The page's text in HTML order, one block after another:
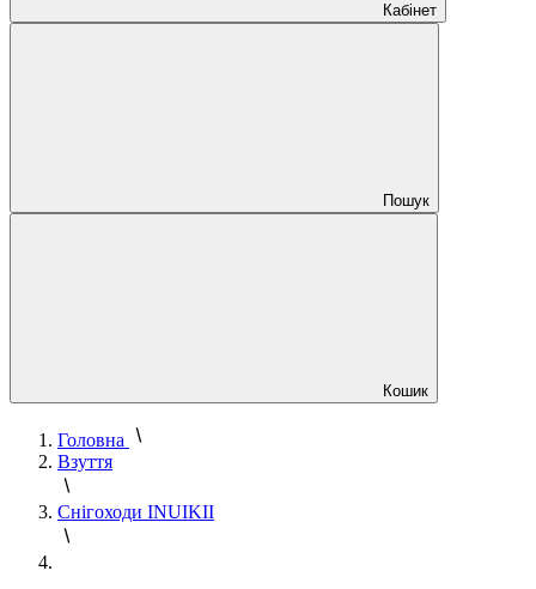
Кабінет
Пошук
Кошик
Головна
Взуття
Снігоходи INUIKII